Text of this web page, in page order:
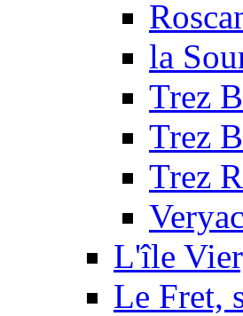
la
Trez
Trez
Trez
L'île
Le Fret,